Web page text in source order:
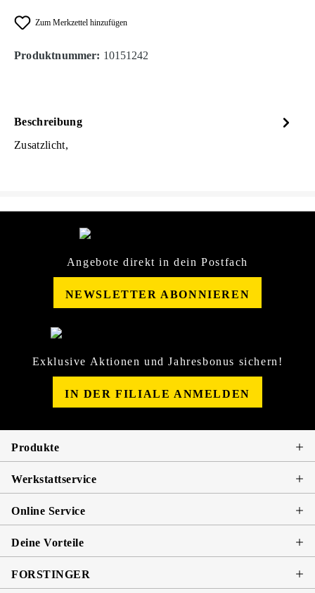
Zum Merkzettel hinzufügen
Produktnummer: 10151242
Beschreibung
Zusatzlicht,
Angebote direkt in dein Postfach
NEWSLETTER ABONNIEREN
Exklusive Aktionen und Jahresbonus sichern!
IN DER FILIALE ANMELDEN
Produkte
Werkstattservice
Online Service
Deine Vorteile
FORSTINGER